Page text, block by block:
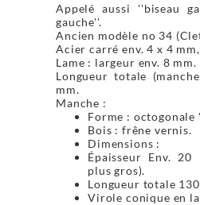
Appelé aussi ''biseau
gauche''.
Ancien modèle no 34
Acier carré env. 4 x 4
Lame : largeur env. 8 mm.
Longueur totale
mm.
Manche :
Forme : octogonale
Bois : frêne vernis.
Dimensions :
Épaisseur Env.
plus gros).
Longueur totale
Virole conique en